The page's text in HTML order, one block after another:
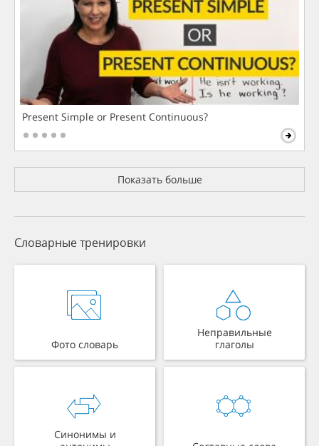
Present Simple or Present Continuous?
Показать больше
Словарные тренировки
Фото словарь
Неправильные
глаголы
Синонимы и